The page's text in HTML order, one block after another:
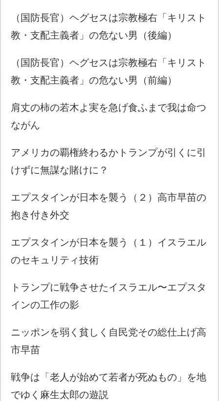
（国防長官）ヘグセスは宗教極右「キリスト
教・支配主義者」の危ない男（後編）
（国防長官）ヘグセスは宗教極右「キリスト
教・支配主義者」の危ない男（前編）
肩丈の柿の若木よ実を急げ食ふまで我は命つ
ながん
アメリカの覇権終わるかトランプが引くに引
けずに無謀な賭けに？
エプスタインが日本を襲う（２）高市早苗の
抱き付き外交
エプスタインが日本を襲う（１）イスラエル
のセキュリティ技術
トランプに戦争させたイスラエル〜エプスタ
インの工作の影
ニッポンを弱く貧しく自民党その総仕上げ高
市早苗
戦争は「老人が始めて若者が死ぬもの」を地
でゆく麻生太郎の遊説